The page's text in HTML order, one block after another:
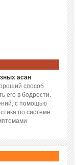
асан
способ
его в бодрости.
с помощью
по системе